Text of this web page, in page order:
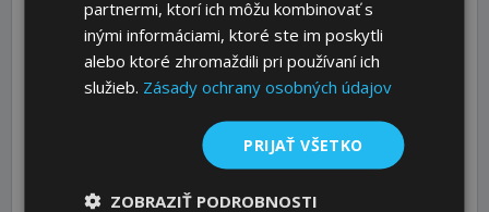
Qty of grooves
1
Nominal Ø D1 [mm]
140
Ø DA [mm]
145,5
1
1610
Shaft diameter range [mm]
12 - 42
E [mm]
partnermi, ktorí ich môžu kombinovať s
inými informáciami, ktoré ste im poskytli
alebo ktoré zhromaždili pri používaní ich
služieb. Zásady ochrany osobných údajov
PRIJAŤ VŠETKO
ZOBRAZIŤ PODROBNOSTI